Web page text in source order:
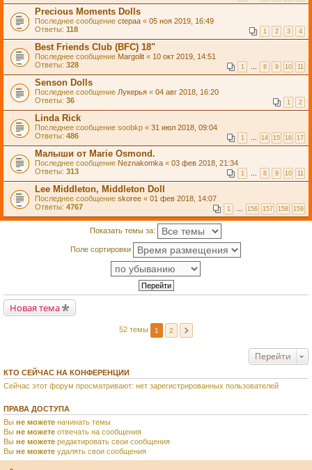
Precious Moments Dolls
Последнее сообщение ctepaa « 05 ноя 2019, 16:49
Ответы: 118 1 2 3 4
Best Friends Club (BFC) 18"
Последнее сообщение Margolit « 10 окт 2019, 14:51
Ответы: 328 1 … 8 9 10 11
Senson Dolls
Последнее сообщение Лукерья « 04 авг 2018, 16:20
Ответы: 36 1 2
Linda Rick
Последнее сообщение soobkp « 31 июл 2018, 09:04
Ответы: 486 1 … 14 15 16 17
Малыши от Marie Osmond.
Последнее сообщение Neznakomka « 03 фев 2018, 21:34
Ответы: 313 1 … 8 9 10 11
Lee Middleton, Middleton Doll
Последнее сообщение skoree « 01 фев 2018, 14:07
Ответы: 4767 1 … 156 157 158 159
Показать темы за:
Поле сортировки
Новая тема
52 темы 1 2
Перейти
КТО СЕЙЧАС НА КОНФЕРЕНЦИИ
Сейчас этот форум просматривают: нет зарегистрированных пользователей
ПРАВА ДОСТУПА
Вы не можете начинать темы
Вы не можете отвечать на сообщения
Вы не можете редактировать свои сообщения
Вы не можете удалять свои сообщения